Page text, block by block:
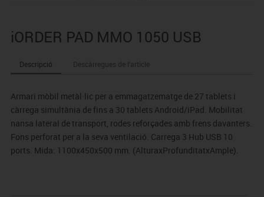
iORDER PAD MMO 1050 USB
Descripció Descàrregues de l'article
Armari mòbil metàl·lic per a emmagatzematge de 27 tablets i
càrrega simultània de fins a 30 tablets Android/iPad. Mobilitat
nansa lateral de transport, rodes reforçades amb frens davanters.
Fons perforat per a la seva ventilació. Carrega 3 Hub USB 10
ports. Mida: 1100x450x500 mm. (AlturaxProfunditatxAmple).